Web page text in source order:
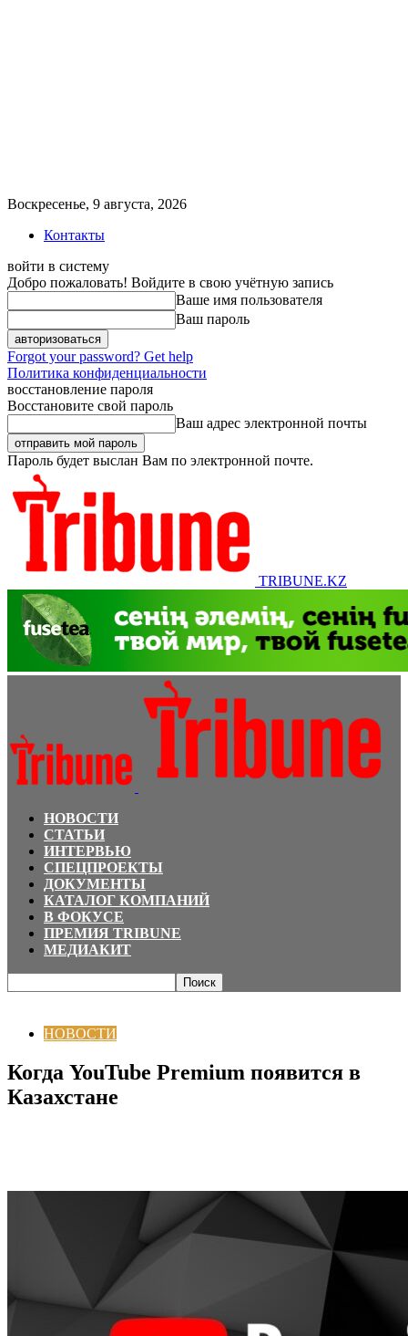
Воскресенье, 9 августа, 2026
Контакты
войти в систему
Добро пожаловать! Войдите в свою учётную запись
Ваше имя пользователя
Ваш пароль
Forgot your password? Get help
Политика конфиденциальности
восстановление пароля
Восстановите свой пароль
Ваш адрес электронной почты
Пароль будет выслан Вам по электронной почте.
TRIBUNE.KZ
НОВОСТИ
СТАТЬИ
ИНТЕРВЬЮ
СПЕЦПРОЕКТЫ
ДОКУМЕНТЫ
КАТАЛОГ КОМПАНИЙ
В ФОКУСЕ
ПРЕМИЯ TRIBUNE
МЕДИАКИТ
НОВОСТИ
Когда YouTube Premium появится в
Казахстане